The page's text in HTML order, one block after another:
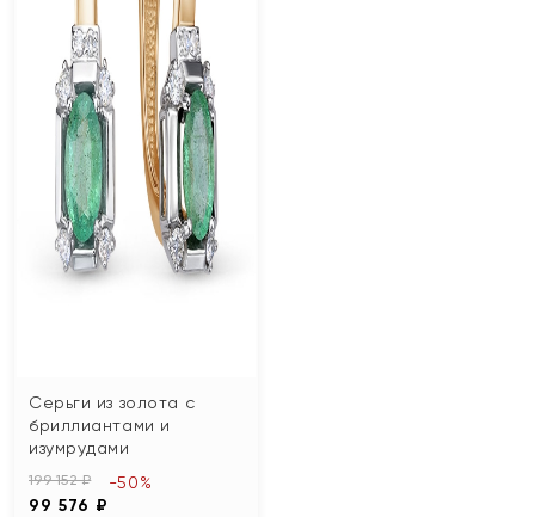
Серьги из золота с
бриллиантами и
изумрудами
199 152 ₽
99 576 ₽
-50%